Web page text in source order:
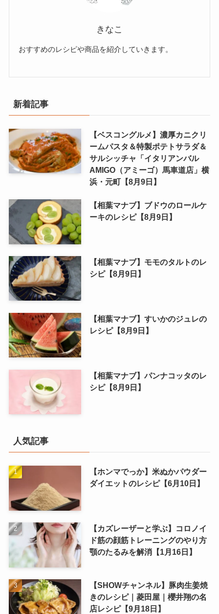
きなこ
おすすめのレシピや商品を紹介していきます。
新着記事
【ベスコングルメ】濃厚カニクリ
ームパスタ＆特製ポテトサラダ＆
サルシッチャ「イタリアンバル
AMIGO（アミーゴ）馬車道店」横
浜・元町【8月9日】
【相葉マナブ】ブドウのロールケ
ーキのレシピ【8月9日】
【相葉マナブ】モモのタルトのレ
シピ【8月9日】
【相葉マナブ】すいかのジュレの
レシピ【8月9日】
【相葉マナブ】パンナコッタのレ
シピ【8月9日】
人気記事
【ホンマでっか】米ぬかパウダー
ダイエットのレシピ【6月10日】
【カズレーザーと学ぶ】コロノイ
ド筋の顔筋トレーニングのやり方
顎のたるみを解消【1月16日】
【SHOWチャンネル】豚肉生姜焼
きのレシピ｜菱田屋｜櫻井翔の名
店レシピ【9月18日】